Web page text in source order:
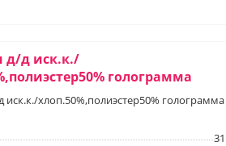
д/д иск.к./
голограмма
иск.к./хлоп.50%,полиэстер50% голограмма
31